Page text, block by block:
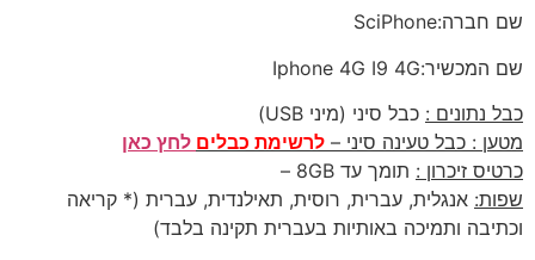
שם חברה:SciPhone
שם המכשיר:Iphone 4G I9 4G
כבל נתונים : כבל סיני (מיני USB)
מטען : כבל טעינה סיני – לרשימת כבלים לחץ כאן
כרטיס זיכרון : תומך עד 8GB –
שפות: אנגלית, עברית, רוסית, תאילנדית, עברית (* קריאה
וכתיבה ותמיכה באותיות בעברית תקינה בלבד)